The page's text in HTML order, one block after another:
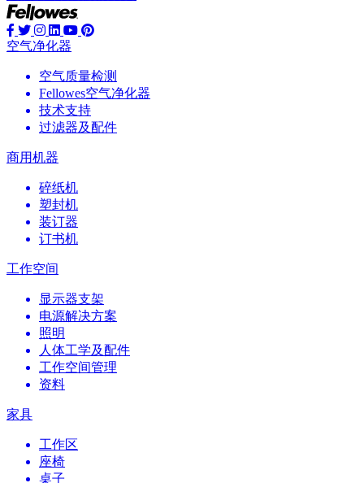
空气净化器
空气质量检测
Fellowes空气净化器
技术支持
过滤器及配件
商用机器
碎纸机
塑封机
装订器
订书机
工作空间
显示器支架
电源解决方案
照明
人体工学及配件
工作空间管理
资料
家具
工作区
座椅
桌子